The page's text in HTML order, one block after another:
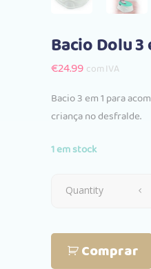
Bacio Dolu 3
€24.99 com IVA
Bacio 3 em 1 para
criança no desfralde.
1 em stock
Bacio
3
Quantity
Comprar